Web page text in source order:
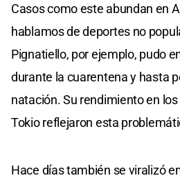
Casos como este abundan en
hablamos de deportes no
Pignatiello, por ejemplo, pudo
durante la cuarentena y hasta
natación. Su rendimiento en
Tokio reflejaron esta
Hace días también se viralizó